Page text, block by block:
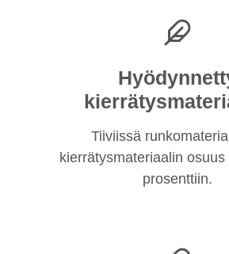
Tiiviissä
kierrätysmateriaalin
prosenttiin.